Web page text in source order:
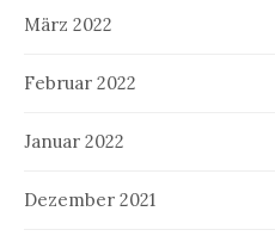
März 2022
Februar 2022
Januar 2022
Dezember 2021